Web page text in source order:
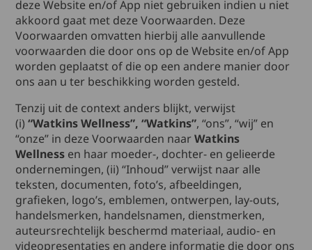
deze Website en/of App niet gebruiken indien u niet
akkoord gaat met deze Voorwaarden. Deze
Voorwaarden omvatten hierbij alle aanvullende
voorwaarden die door ons op de Website en/of App
worden geplaatst of die op een andere manier door
ons aan u ter beschikking worden gesteld.
Tenzij uit de context anders blijkt, verwijst
(i) “Watkins Wellness”, “Watkins”, “ons”, “wij” en
“onze” in deze Voorwaarden naarWatkins
Wellness en haar moeder-, dochter- en gelieerde
ondernemingen, (ii) “Inhoud” verwijst naar alle
teksten, documenten, foto’s, afbeeldingen,
grafieken, logo’s, emblemen, ontwerpen, lay-outs,
handelsmerken, handelsnamen, dienstmerken,
auteursrechtelijk beschermd materiaal, audio- en
videopresentaties en andere informatie die door ons